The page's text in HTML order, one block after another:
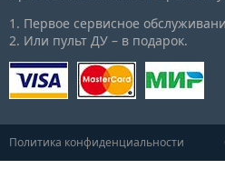
1. Первое сервисное
2. Или пульт ДУ – в подарок.
Политика конфиденциальности